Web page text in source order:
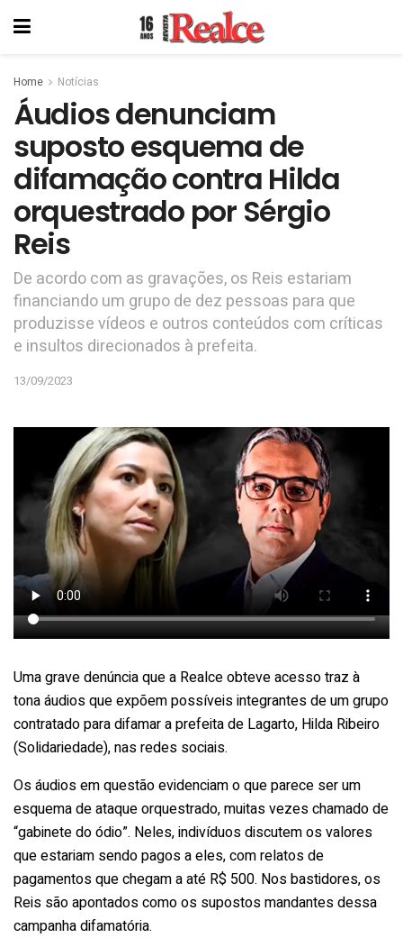
Home Notícias
Áudios denunciam
suposto esquema de
difamação contra Hilda
orquestrado por Sérgio
Reis
De acordo com as gravações, os Reis estariam
financiando um grupo de dez pessoas para que
produzisse vídeos e outros conteúdos com críticas
e insultos direcionados à prefeita.
13/09/2023
Uma grave denúncia que a Realce obteve acesso traz à
tona áudios que expõem possíveis integrantes de um grupo
contratado para difamar a prefeita de Lagarto, Hilda Ribeiro
(Solidariedade), nas redes sociais.
Os áudios em questão evidenciam o que parece ser um
esquema de ataque orquestrado, muitas vezes chamado de
“gabinete do ódio”. Neles, indivíduos discutem os valores
que estariam sendo pagos a eles, com relatos de
pagamentos que chegam a até R$ 500. Nos bastidores, os
Reis são apontados como os supostos mandantes dessa
campanha difamatória.